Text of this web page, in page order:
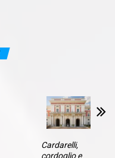
Cardarelli,
cordoglio e